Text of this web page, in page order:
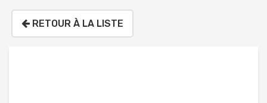
RETOUR À LA LISTE